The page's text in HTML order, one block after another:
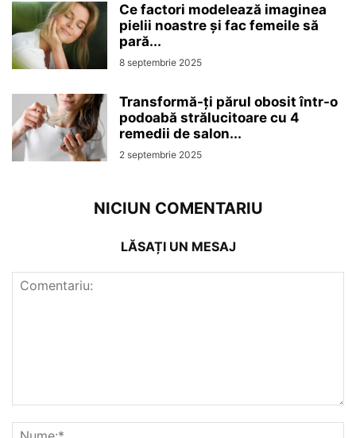
Ce factori modelează imaginea
pielii noastre și fac femeile să
pară...
8 septembrie 2025
Transformă-ți părul obosit într-o
podoabă strălucitoare cu 4
remedii de salon...
2 septembrie 2025
NICIUN COMENTARIU
LĂSAȚI UN MESAJ